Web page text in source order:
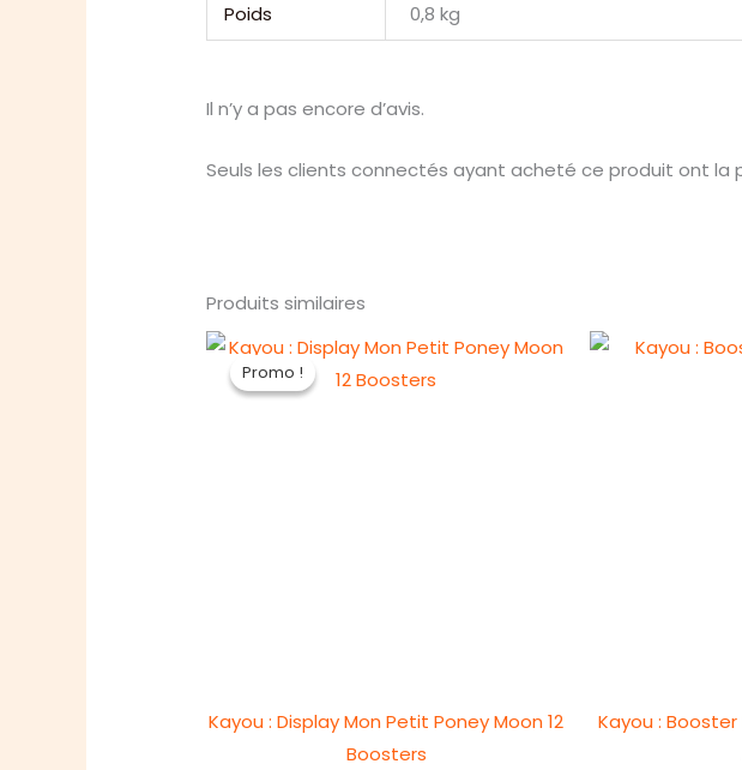
Poids 0,8 kg
Il n’y a pas encore d’avis.
Seuls les clients connectés ayant acheté ce produit ont la
Produits similaires
Promo !
Promo !
Kayou : Display Mon Petit Poney Moon 12
Boosters
Kayou :